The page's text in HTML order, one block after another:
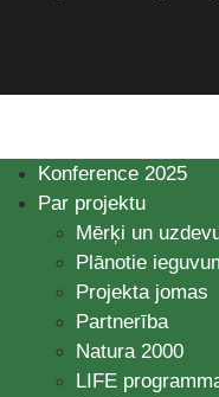
Konference 2025
Par projektu
Mērķi un
Plānotie
Projekta jomas
Partnerība
Natura 2000
LIFE